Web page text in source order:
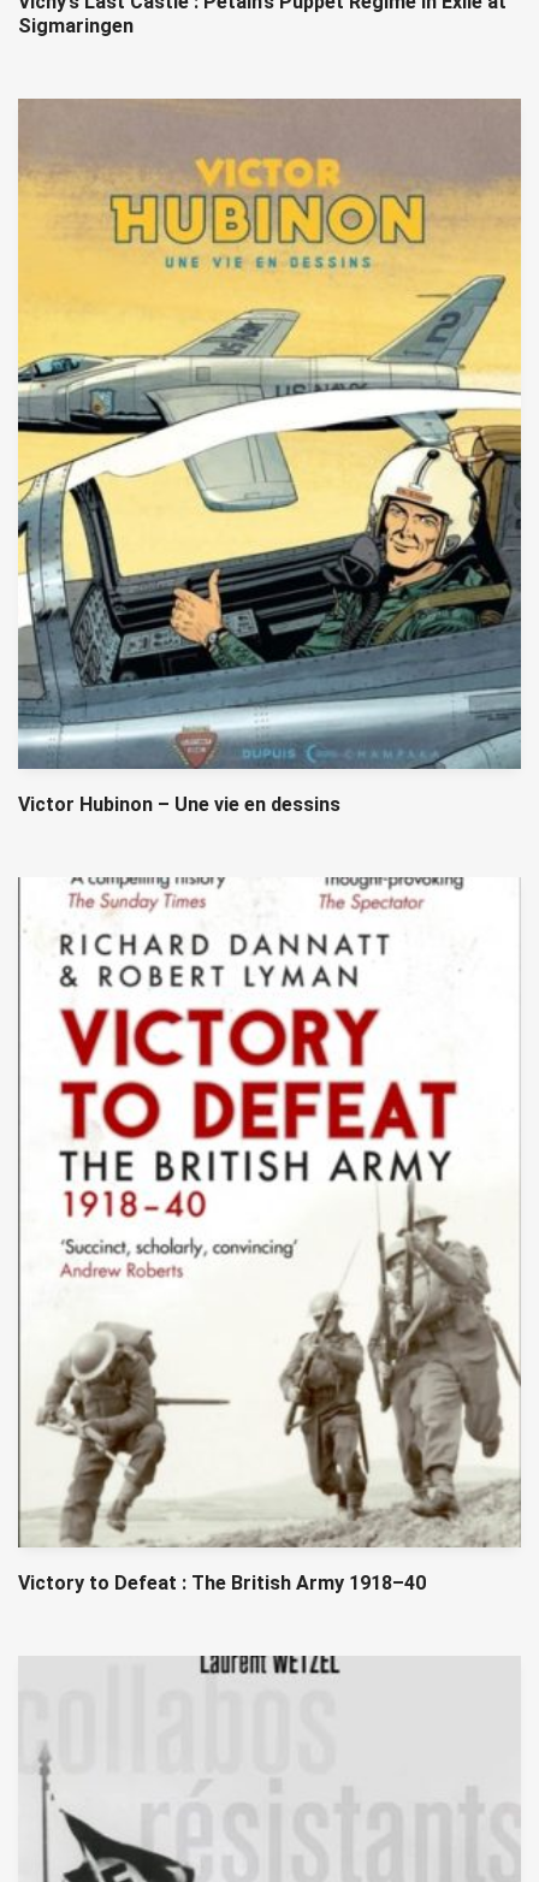
Sigmaringen
Victor Hubinon – Une vie en dessins
Victory to Defeat : The British Army 1918–40